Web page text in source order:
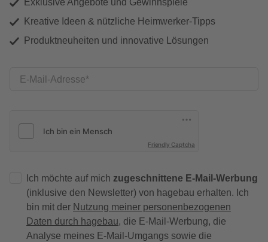
Exklusive Angebote und Gewinnspiele
Kreative Ideen & nützliche Heimwerker-Tipps
Produktneuheiten und innovative Lösungen
E-Mail-Adresse
Friendly Captcha
Ich möchte auf mich zugeschnittene E-Mail-Werbung
(inklusive den Newsletter) von hagebau erhalten. Ich
bin mit der Nutzung meiner personenbezogenen
Daten durch hagebau, die E-Mail-Werbung, die
Analyse meines E-Mail-Umgangs sowie die